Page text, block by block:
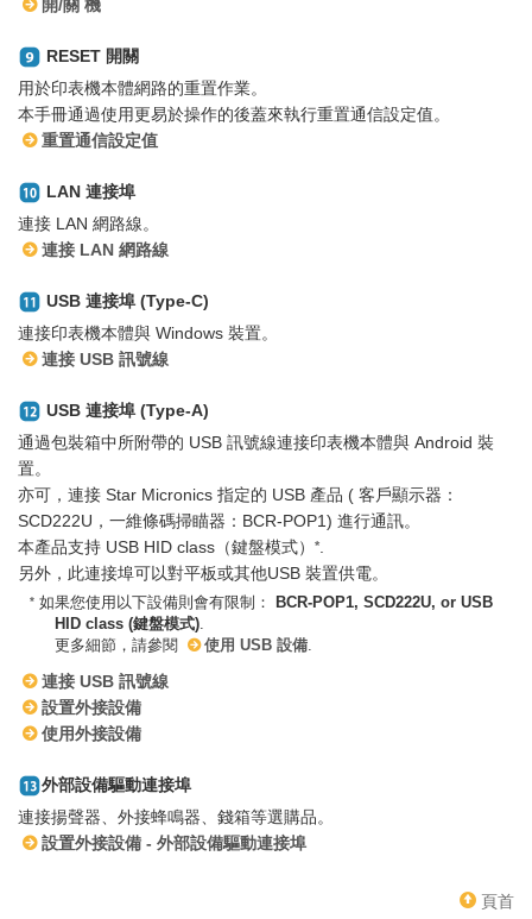
開/關 機
RESET 開關
用於印表機本體網路的重置作業。
本手冊通過使用更易於操作的後蓋來執行重置通信設定值。
重置通信設定值
LAN 連接埠
連接 LAN 網路線。
連接 LAN 網路線
USB 連接埠 (Type-C)
連接印表機本體與 Windows 裝置。
連接 USB 訊號線
USB 連接埠 (Type-A)
通過包裝箱中所附帶的 USB 訊號線連接印表機本體與 Android 裝
置。
亦可，連接 Star Micronics 指定的 USB 產品 ( 客戶顯示器：
SCD222U，一維條碼掃瞄器：BCR-POP1) 進行通訊。
本產品支持 USB HID class（鍵盤模式）
*
另外，此連接埠可以對平板或其他USB 裝置供電。
* 如果您使用以下設備則會有限制：
BCR-POP1, SCD222U, or USB
HID class (鍵盤模式).
更多細節，請參閱
使用 USB 設備.
連接 USB 訊號線
設置外接設備
使用外接設備
外部設備驅動連接埠
連接揚聲器、外接蜂鳴器、錢箱等選購品。
設置外接設備 - 外部設備驅動連接埠
頁首